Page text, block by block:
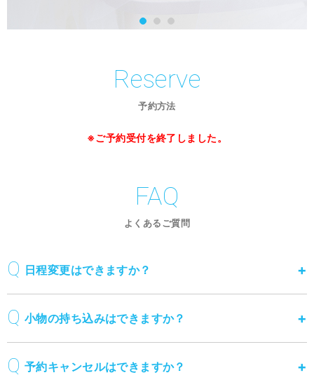
Reserve
予約方法
※ご予約受付を終了しました。
FAQ
よくあるご質問
日程変更はできますか？
小物の持ち込みはできますか？
予約キャンセルはできますか？